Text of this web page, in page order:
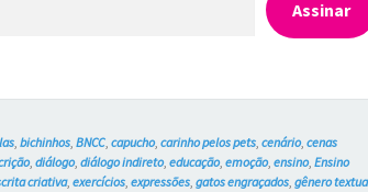
Assinar
,bichinhos,BNCC,capucho,carinho pelos pets,cenário,cenas
,diálogo,diálogo indireto,educação,emoção,ensino,Ensino
criativa,exercícios,expressões,gatos engraçados,gênero